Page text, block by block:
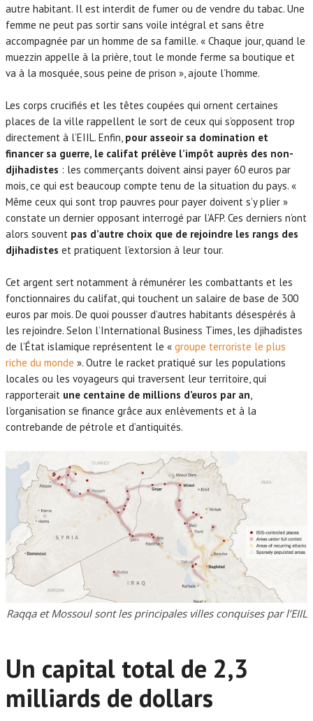
autre habitant. Il est interdit de fumer ou de vendre du tabac. Une
femme ne peut pas sortir sans voile intégral et sans être
accompagnée par un homme de sa famille. « Chaque jour, quand le
muezzin appelle à la prière, tout le monde ferme sa boutique et
va à la mosquée, sous peine de prison », ajoute l’homme.
Les corps crucifiés et les têtes coupées qui ornent certaines
places de la ville rappellent le sort de ceux qui s’opposent trop
directement à l’EIIL. Enfin, pour asseoir sa domination et
financer sa guerre, le califat prélève l’impôt auprès des non-
djihadistes : les commerçants doivent ainsi payer 60 euros par
mois, ce qui est beaucoup compte tenu de la situation du pays. «
Même ceux qui sont trop pauvres pour payer doivent s’y plier »
constate un dernier opposant interrogé par l’AFP. Ces derniers n’ont
alors souvent pas d’autre choix que de rejoindre les rangs des
djihadistes et pratiquent l’extorsion à leur tour.
Cet argent sert notamment à rémunérer les combattants et les
fonctionnaires du califat, qui touchent un salaire de base de 300
euros par mois. De quoi pousser d’autres habitants désespérés à
les rejoindre. Selon l’International Business Times, les djihadistes
de l’État islamique représentent le « groupe terroriste le plus
riche du monde ». Outre le racket pratiqué sur les populations
locales ou les voyageurs qui traversent leur territoire, qui
rapporterait une centaine de millions d’euros par an,
l’organisation se finance grâce aux enlèvements et à la
contrebande de pétrole et d’antiquités.
Raqqa et Mossoul sont les principales villes conquises par l’EIIL
Un capital total de 2,3
milliards de dollars